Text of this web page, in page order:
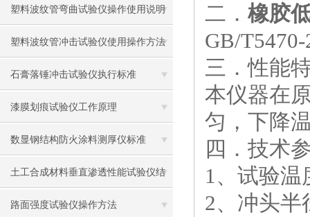
使用要求
塑料波纹管弯曲试验仪操作使用说明
塑料波纹管冲击试验仪使用操作方法
石膏落锤冲击试验仪执行标准
漆膜划痕试验仪工作原理
数显钢结构防火涂料测厚仪标准
土工合成材料垂直渗透性能试验仪结
构原理
路面强度试验仪操作方法
二． 橡胶
GB/
三．性能
本仪器在
匀，下降
四． 技术
1、试验
2、冲头半